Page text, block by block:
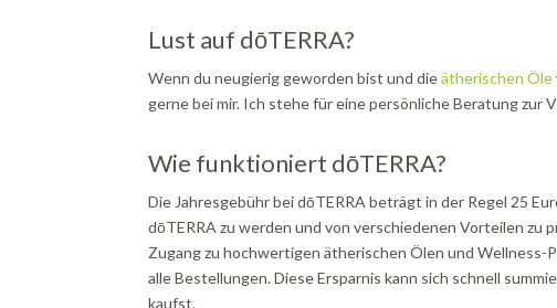
Lust auf dōTERRA?
Wenn du neugierig geworden bist und dieätherischen Öle
gerne bei mir. Ich stehe für eine persönliche Beratung zur
Wie funktioniert dōTERRA?
Die Jahresgebühr bei dōTERRA beträgt in der Regel 25
dōTERRA zu werden und von verschiedenen Vorteilen
Zugang zu hochwertigen ätherischen Ölen und Wellness-
alle Bestellungen. Diese Ersparnis kann sich schnell
kaufst.